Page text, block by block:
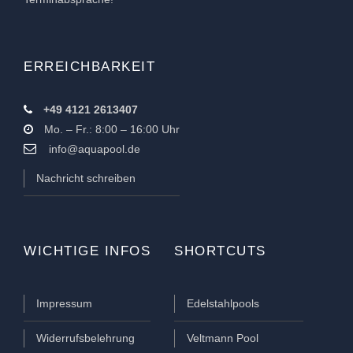
ERREICHBARKEIT
+49 4121 2613407
Mo. – Fr.: 8:00 – 16:00 Uhr
info@aquapool.de
Nachricht schreiben
WICHTIGE INFOS
Impressum
Widerrufsbelehrung
SHORTCUTS
Edelstahlpools
Veltmann Pool